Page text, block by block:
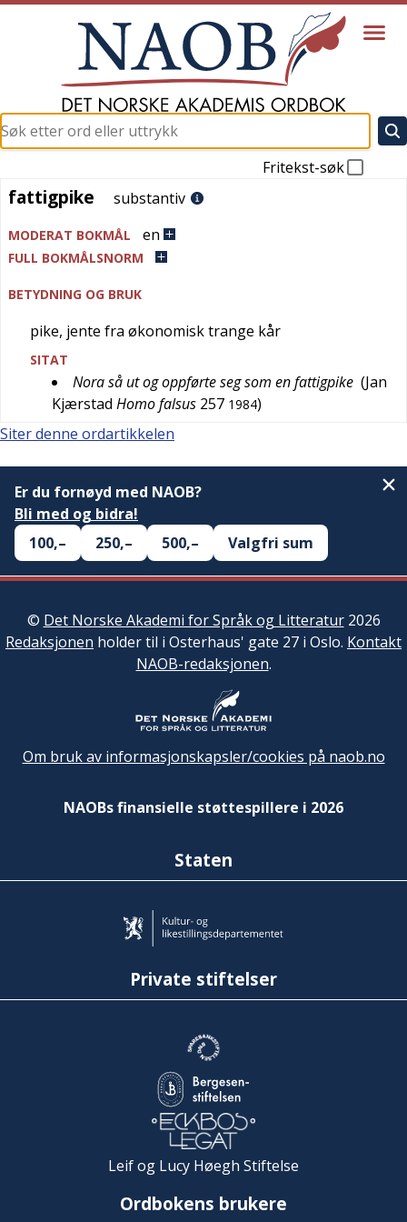
Fritekst-søk
fattigpike
fattigpike substantiv
MODERAT BOKMÅL en
FULL BOKMÅLSNORM
BETYDNING OG BRUK
pike, jente fra økonomisk trange kår
SITAT
Nora så ut og oppførte seg som en fattigpike (Jan
Kjærstad Homo falsus 257 1984)
Siter denne ordartikkelen
Er du fornøyd med NAOB?
Bli med og bidra!
100,–
250,– 500,– Valgfri sum
© Det Norske Akademi for Språk og Litteratur2026
Redaksjonen holder til i Osterhaus' gate 27 i Oslo. Kontakt
NAOB-redaksjonen.
Om bruk av informasjonskapsler/cookies på naob.no
NAOBs finansielle støttespillere i 2026
Staten
Private stiftelser
Leif og Lucy Høegh Stiftelse
Ordbokens brukere